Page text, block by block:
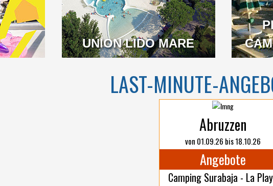
UNION LIDO MARE
ABRUZZEN
LAST-MINUTE-
Abruzzen
von 01.09.26 bis 18.10.26
Angebote
Camping Surabaja - La